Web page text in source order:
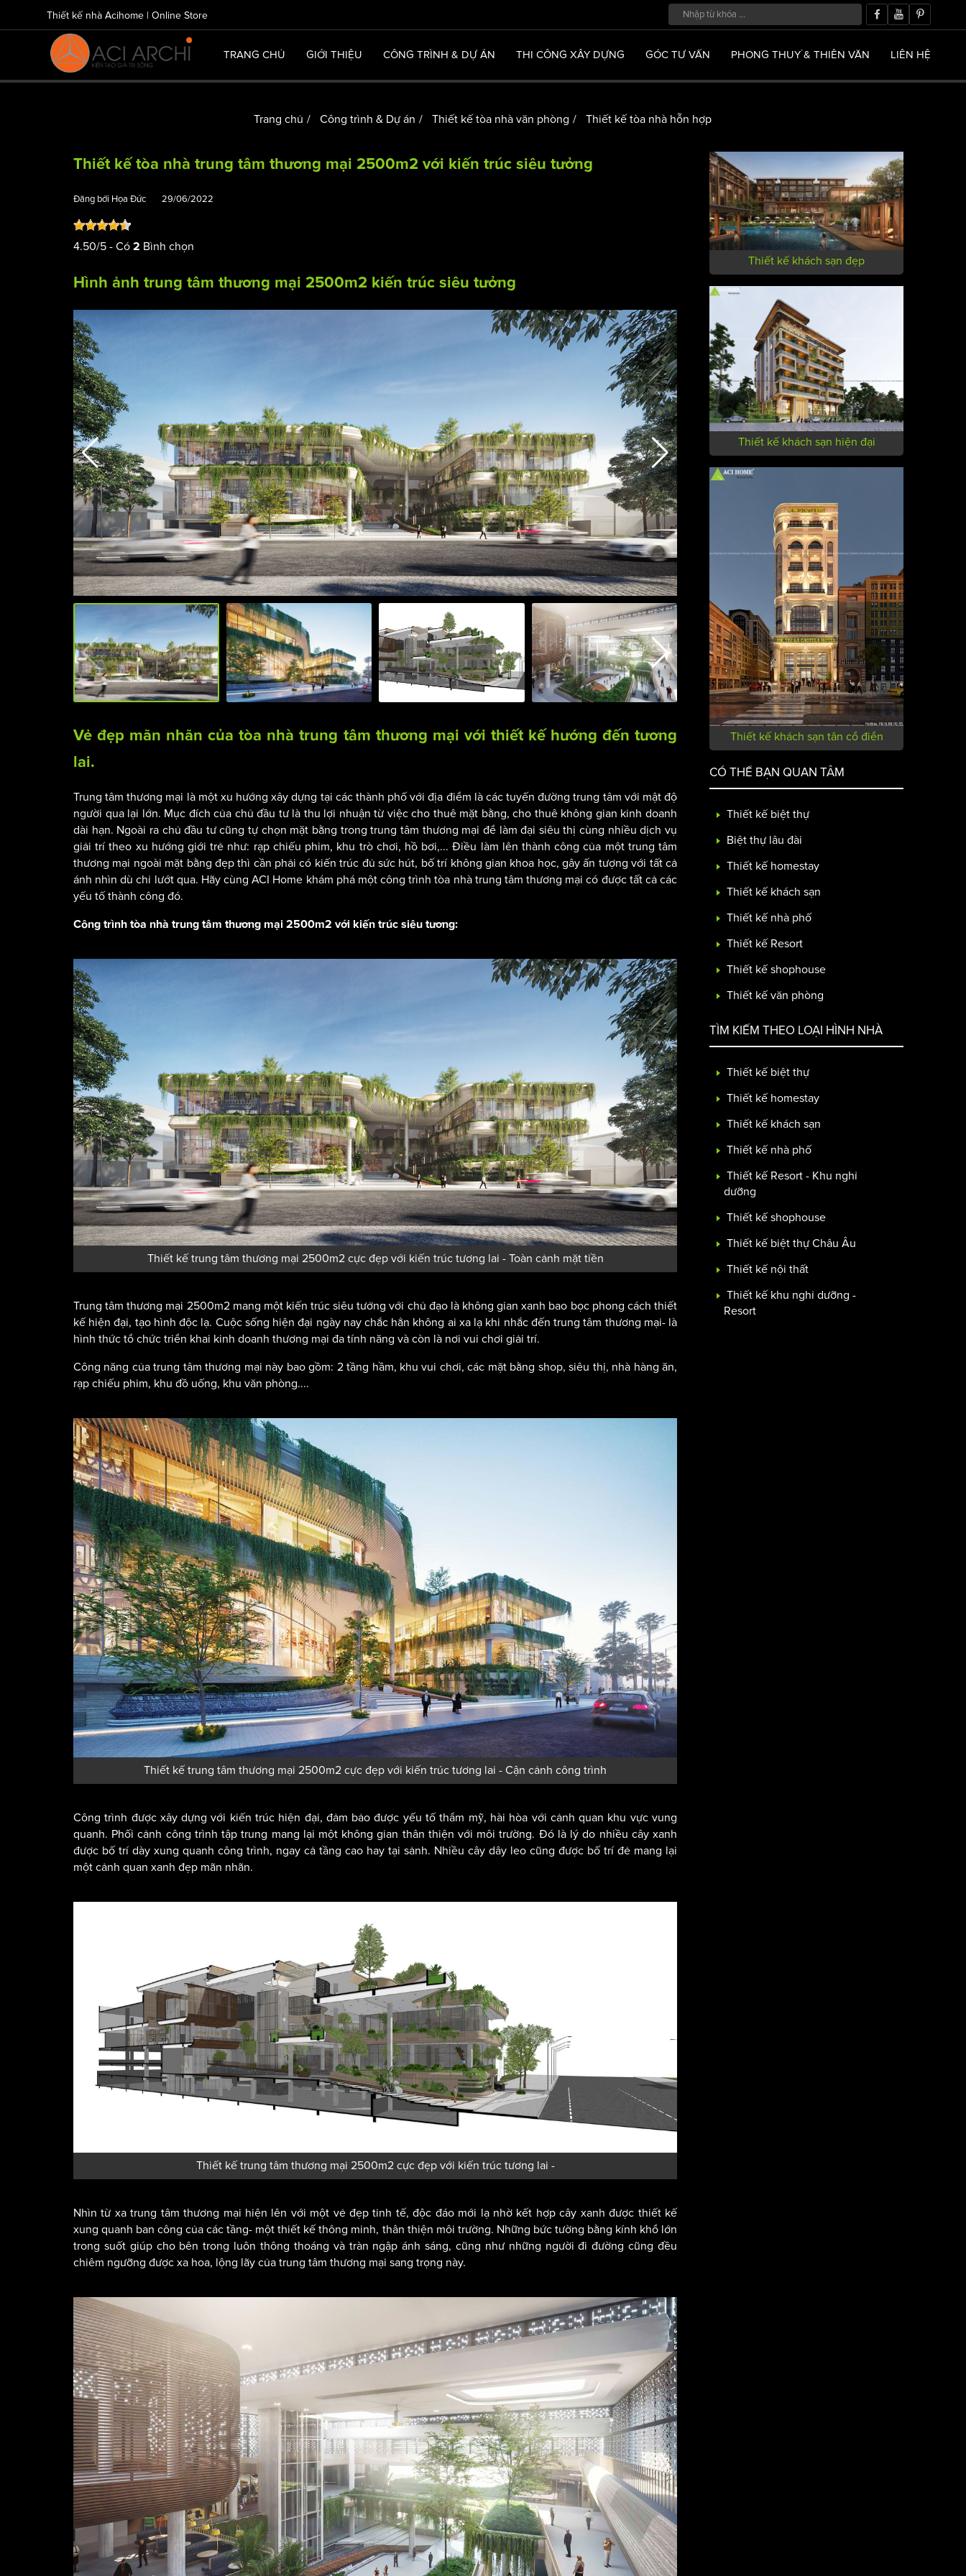
Thiết kế nhà Acihome | Online Store
TRANG CHỦ GIỚI THIỆU CÔNG TRÌNH & DỰ ÁN THI CÔNG XÂY DỰNG GÓC TƯ VẤN PHONG THUỶ & THIÊN VĂN LIÊN HỆ
Trang chủ Công trình & Dự án Thiết kế tòa nhà văn phòng Thiết kế tòa nhà hỗn hợp
Thiết kế tòa nhà trung tâm thương mại 2500m2 với kiến trúc siêu tưởng
Đăng bởi Họa Đức 29/06/2022
4.50/5 - Có 2 Bình chọn
Hình ảnh trung tâm thương mại 2500m2 kiến trúc siêu tưởng
Vẻ đẹp mãn nhãn của tòa nhà trung tâm thương mại với thiết kế hướng đến tương
lai.
Trung tâm thương mại là một xu hướng xây dựng tại các thành phố với địa điểm là các tuyến đường trung tâm với mật độ
người qua lại lớn. Mục đích của chủ đầu tư là thu lợi nhuận từ việc cho thuê mặt bằng, cho thuê không gian kinh doanh
dài hạn. Ngoài ra chủ đầu tư cũng tự chọn mặt bằng trong trung tâm thương mại để làm đại siêu thị cùng nhiều dịch vụ
giải trí theo xu hướng giới trẻ như: rạp chiếu phim, khu trò chơi, hồ bơi,... Điều làm lên thành công của một trung tâm
thương mại ngoài mặt bằng đẹp thì cần phải có kiến trúc đủ sức hút, bố trí không gian khoa học, gây ấn tượng với tất cả
ánh nhìn dù chỉ lướt qua. Hãy cùng ACI Home khám phá một công trình tòa nhà trung tâm thương mại có được tất cả các
yếu tố thành công đó.
Công trình tòa nhà trung tâm thương mại 2500m2 với kiến trúc siêu tương:
Thiết kế trung tâm thương mại 2500m2 cực đẹp với kiến trúc tương lai - Toàn cảnh mặt tiền
Trung tâm thương mại 2500m2 mang một kiến trúc siêu tưởng với chủ đạo là không gian xanh bao bọc phong cách thiết
kế hiện đại, tạo hình độc lạ. Cuộc sống hiện đại ngày nay chắc hẳn không ai xa lạ khi nhắc đến trung tâm thương mại- là
hình thức tổ chức triển khai kinh doanh thương mại đa tính năng và còn là nơi vui chơi giải trí.
Công năng của trung tâm thương mại này bao gồm: 2 tầng hầm, khu vui chơi, các mặt bằng shop, siêu thị, nhà hàng ăn,
rạp chiếu phim, khu đồ uống, khu văn phòng....
Thiết kế trung tâm thương mại 2500m2 cực đẹp với kiến trúc tương lai - Cận cảnh công trình
Công trình được xây dựng với kiến trúc hiện đại, đảm bảo được yếu tố thẩm mỹ, hài hòa với cảnh quan khu vực vung
quanh. Phối cảnh công trình tập trung mang lại một không gian thân thiện với môi trường. Đó là lý do nhiều cây xanh
được bố trí dày xung quanh công trình, ngay cả tầng cao hay tại sảnh. Nhiều cây dây leo cũng được bố trí đẻ mang lại
một cảnh quan xanh đẹp mãn nhãn.
Thiết kế trung tâm thương mại 2500m2 cực đẹp với kiến trúc tương lai -
Nhìn từ xa trung tâm thương mại hiện lên với một vẻ đẹp tinh tế, độc đáo mới lạ nhờ kết hợp cây xanh được thiết kế
xung quanh ban công của các tầng- một thiết kế thông minh, thân thiện môi trường. Những bức tường bằng kính khổ lớn
trong suốt giúp cho bên trong luôn thông thoáng và tràn ngập ánh sáng, cũng như những người đi đường cũng đều
chiêm ngưỡng được xa hoa, lộng lãy của trung tâm thương mại sang trọng này.
Thiết kế khách sạn đẹp
Thiết kế khách sạn hiện đại
Thiết kế khách sạn tân cổ điển
CÓ THỂ BẠN QUAN TÂM
Thiết kế biệt thự
Biệt thự lâu đài
Thiết kế homestay
Thiết kế khách sạn
Thiết kế nhà phố
Thiết kế Resort
Thiết kế shophouse
Thiết kế văn phòng
TÌM KIẾM THEO LOẠI HÌNH NHÀ
Thiết kế biệt thự
Thiết kế homestay
Thiết kế khách sạn
Thiết kế nhà phố
Thiết kế Resort - Khu nghỉ
dưỡng
Thiết kế shophouse
Thiết kế biệt thự Châu Âu
Thiết kế nội thất
Thiết kế khu nghỉ dưỡng -
Resort